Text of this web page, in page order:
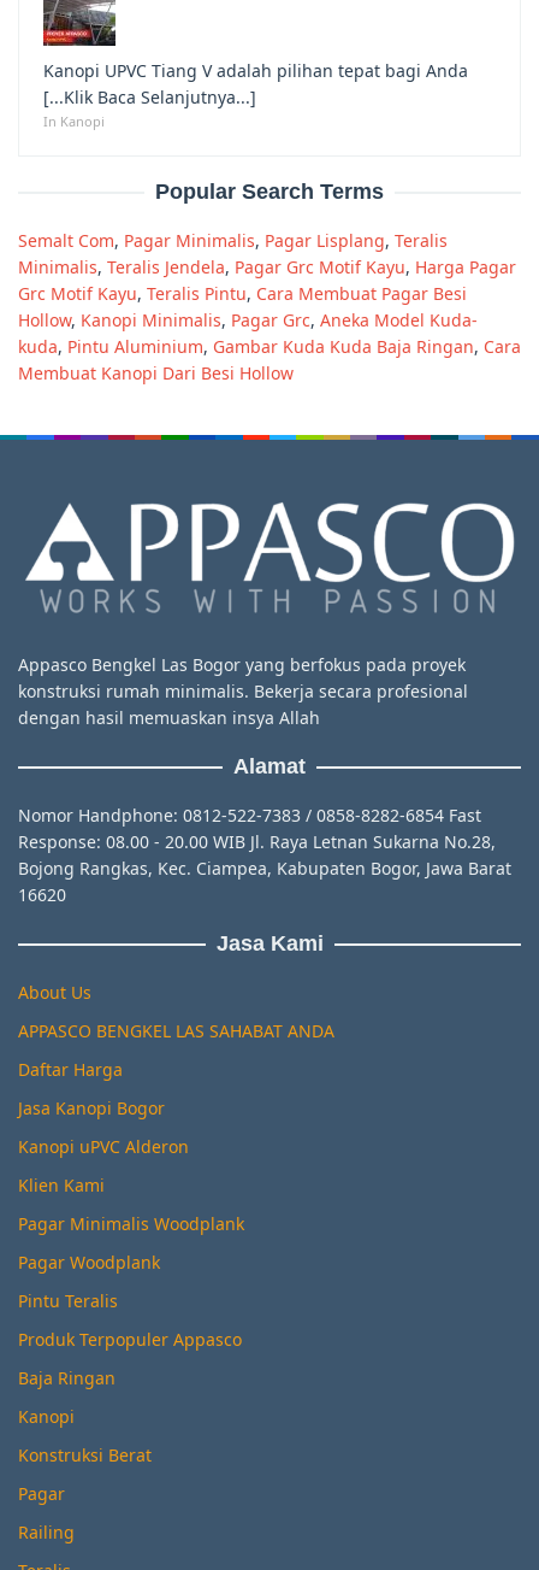
Kanopi UPVC Tiang V adalah pilihan tepat bagi Anda
[...Klik Baca Selanjutnya...]
In Kanopi
Popular Search Terms
Semalt Com, Pagar Minimalis, Pagar Lisplang, Teralis
Minimalis, Teralis Jendela, Pagar Grc Motif Kayu, Harga Pagar
Grc Motif Kayu, Teralis Pintu, Cara Membuat Pagar Besi
Hollow, Kanopi Minimalis, Pagar Grc, Aneka Model Kuda-
kuda, Pintu Aluminium, Gambar Kuda Kuda Baja Ringan, Cara
Membuat Kanopi Dari Besi Hollow
Appasco Bengkel Las Bogor yang berfokus pada proyek
konstruksi rumah minimalis. Bekerja secara profesional
dengan hasil memuaskan insya Allah
Alamat
Nomor Handphone: 0812-522-7383 / 0858-8282-6854 Fast
Response: 08.00 - 20.00 WIB Jl. Raya Letnan Sukarna No.28,
Bojong Rangkas, Kec. Ciampea, Kabupaten Bogor, Jawa Barat
16620
Jasa Kami
About Us
APPASCO BENGKEL LAS SAHABAT ANDA
Daftar Harga
Jasa Kanopi Bogor
Kanopi uPVC Alderon
Klien Kami
Pagar Minimalis Woodplank
Pagar Woodplank
Pintu Teralis
Produk Terpopuler Appasco
Baja Ringan
Kanopi
Konstruksi Berat
Pagar
Railing